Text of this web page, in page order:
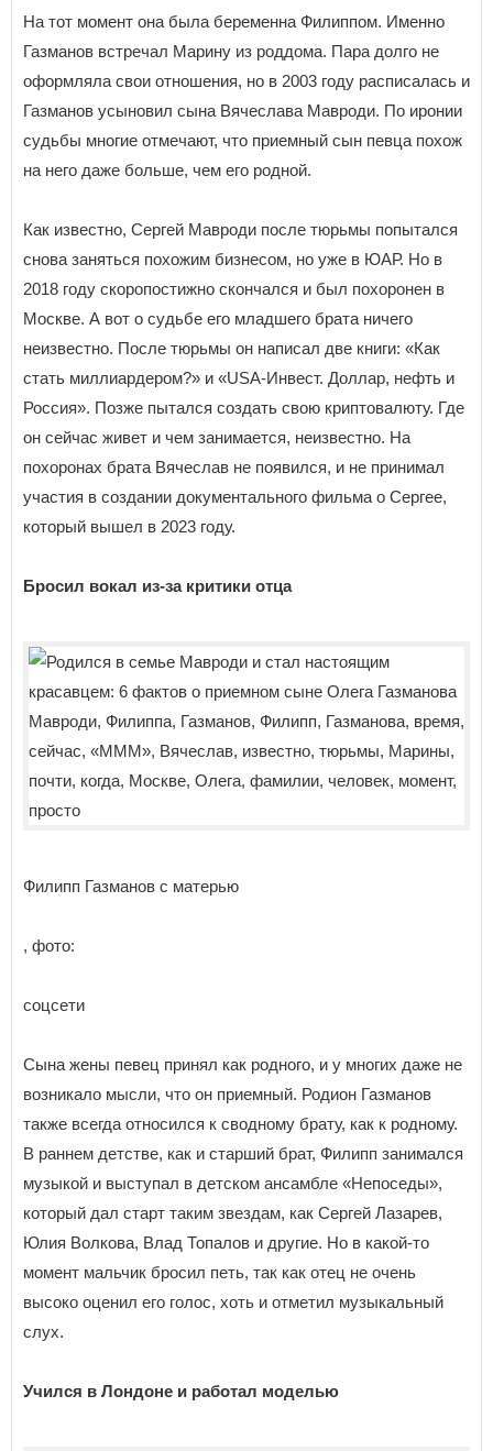
На тот момент она была беременна Филиппом. Именно
Газманов встречал Марину из роддома. Пара долго не
оформляла свои отношения, но в 2003 году расписалась и
Газманов усыновил сына Вячеслава Мавроди. По иронии
судьбы многие отмечают, что приемный сын певца похож
на него даже больше, чем его родной.
Как известно, Сергей Мавроди после тюрьмы попытался
снова заняться похожим бизнесом, но уже в ЮАР. Но в
2018 году скоропостижно скончался и был похоронен в
Москве. А вот о судьбе его младшего брата ничего
неизвестно. После тюрьмы он написал две книги: «Как
стать миллиардером?» и «USA-Инвест. Доллар, нефть и
Россия». Позже пытался создать свою криптовалюту. Где
он сейчас живет и чем занимается, неизвестно. На
похоронах брата Вячеслав не появился, и не принимал
участия в создании документального фильма о Сергее,
который вышел в 2023 году.
Бросил вокал из-за критики отца
Филипп Газманов с матерью
, фото:
соцсети
Сына жены певец принял как родного, и у многих даже не
возникало мысли, что он приемный. Родион Газманов
также всегда относился к сводному брату, как к родному.
В раннем детстве, как и старший брат, Филипп занимался
музыкой и выступал в детском ансамбле «Непоседы»,
который дал старт таким звездам, как Сергей Лазарев,
Юлия Волкова, Влад Топалов и другие. Но в какой-то
момент мальчик бросил петь, так как отец не очень
высоко оценил его голос, хоть и отметил музыкальный
слух.
Учился в Лондоне и работал моделью